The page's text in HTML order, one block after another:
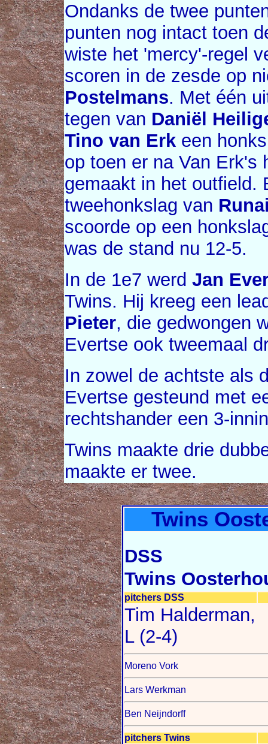
Ondanks de twee
punten nog intact toen
wiste het 'mercy'-regel
scoren in de zesde op
Postelmans. Met één
tegen van Daniël
Tino van Erkeen
op toen er na Van Erk's
gemaakt in het outfield.
tweehonkslag van
scoorde op een
was de stand nu 12-5.
In de 1e7 werd Jan
Twins. Hij kreeg een
Pieter, die gedwongen
Evertse ook tweemaal
In zowel de achtste als
Evertse gesteund met
rechtshander een 3-
Twins maakte drie
maakte er twee.
Twins
DSS
Twins
pitchers DSS
Tim Halderman,
L (2-4)
Moreno Vork
Lars Werkman
Ben Neijndorff
pitchers Twins